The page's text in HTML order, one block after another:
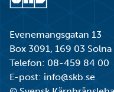
Evenemangsgatan 13
Box 3091, 169 03 Solna
Telefon: 08-459 84 00
E-post: info@skb.se